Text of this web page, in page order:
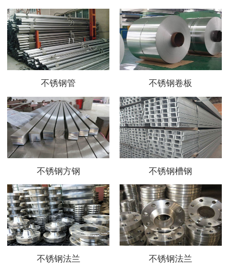
不锈钢管 不锈钢卷板
不锈钢方钢 不锈钢槽钢
不锈钢法兰 不锈钢法兰